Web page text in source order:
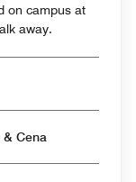
on campus at
away.
Abierto para Desayuno & Almuerzo & Cena